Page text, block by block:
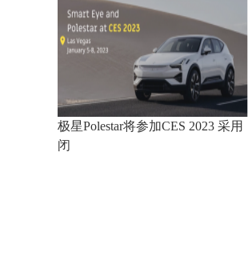
极星Polestar将参加CES 2023 采用
闭